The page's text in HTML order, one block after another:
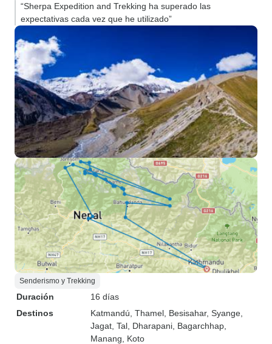
“Sherpa Expedition and Trekking ha superado las
expectativas cada vez que he utilizado”
Senderismo y Trekking
Duración
16 días
Destinos
Katmandú , Thamel , Besisahar, Syange
Jagat , Tal , Dharapani , Bagarchhap
Manang , Koto